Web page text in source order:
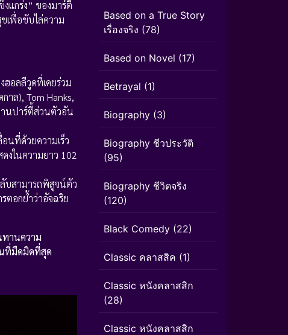
แกร่ง” ของมาร์ตี้
เพื่อขับไล่ความ
อลลีวูดที่เคยร่วม
าล), Tom Hanks,
านปาร์ตี้ส่วนตัวอัน
นที่ด้วยความเร็ว
งในความยาว 102
บสามารถพิสูจน์ตัว
ตอกย้ำว่าอัจฉริย
ทานความ
ที่มืดมิดที่สุด
Based on a True Story
เรื่องจริง (78)
Based on Novel (17)
Betrayal (1)
Biography (3)
Biography ชีวประวัติ
(95)
Biography ชีวิตจริง
(120)
Black Comedy (22)
Classic คลาสสิค (1)
Classic หนังคลาสสิก
(28)
Classic หนังคลาสสิก